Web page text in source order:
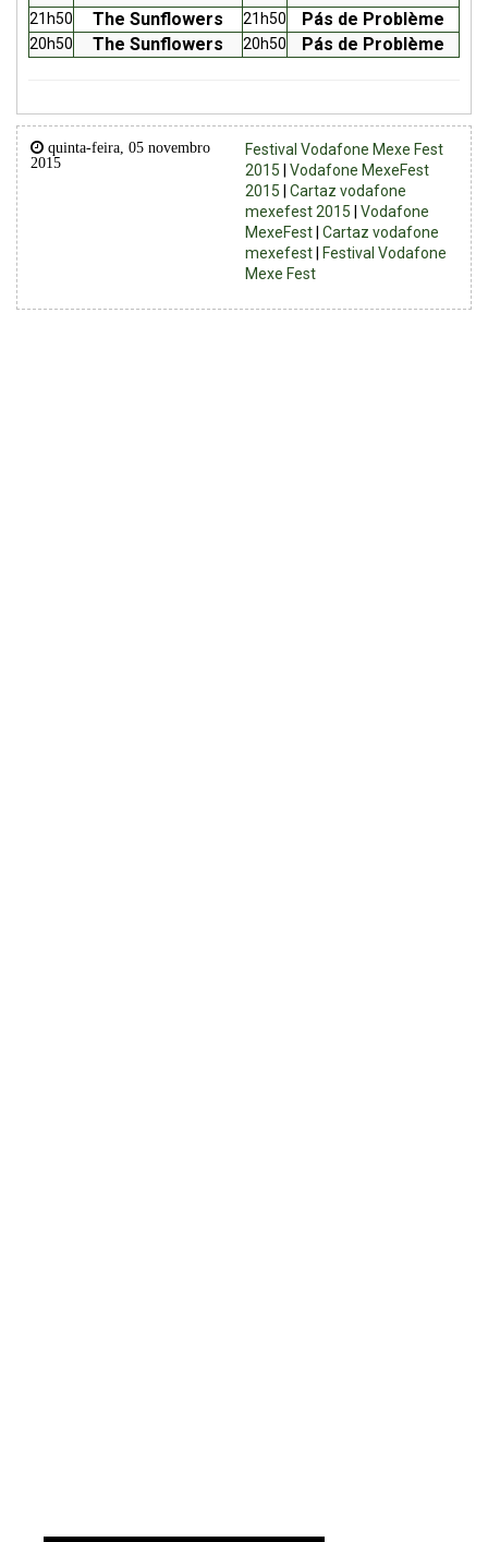
21h50 The Sunflowers 21h50 Pás de Problème
20h50 The Sunflowers 20h50 Pás de Problème
quinta-feira, 05 novembro
2015
Festival Vodafone Mexe Fest
2015 |Vodafone MexeFest
2015 |Cartaz vodafone
mexefest 2015 |Vodafone
MexeFest |Cartaz vodafone
mexefest
Festival Vodafone
Mexe Fest